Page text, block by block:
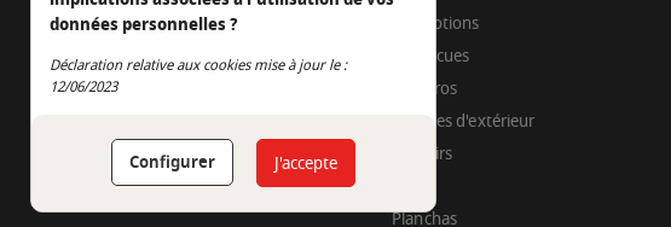
05 45 22 98 09
Nous envoyer un e-mail
Promotions
Barbecues
Braseros
Cuisines d'extérieur
Fumoirs
Planchas
données personnelles ?
Déclaration relative aux cookies mise à jour le :
12/06/2023
Configurer J'accepte